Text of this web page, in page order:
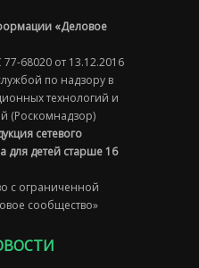
«Деловое
68020 от 13.12.2016
по надзору в
технологий и
(Роскомнадзор)
сетевого
для детей старше 16
с ограниченной
сообщество»